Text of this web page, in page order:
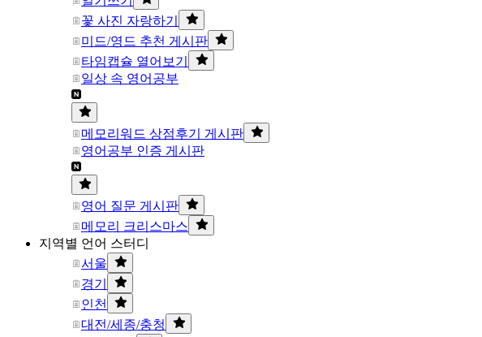
꽃 사진 자랑하기
미드/영드 추천 게시판
타임캡슐 열어보기
일상 속 영어공부
메모리워드 상점후기 게시판
영어공부 인증 게시판
영어 질문 게시판
메모리 크리스마스
지역별 언어 스터디
서울
경기
인천
대전/세종/충청